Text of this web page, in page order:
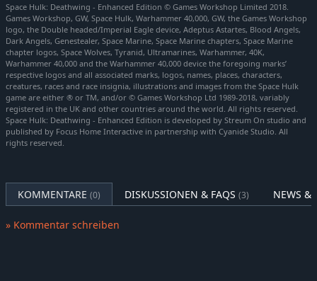
Space Hulk: Deathwing - Enhanced Edition © Games Workshop Limited 2018.
Games Workshop, GW, Space Hulk, Warhammer 40,000, GW, the Games Workshop
logo, the Double headed/Imperial Eagle device, Adeptus Astartes, Blood Angels,
Dark Angels, Genestealer, Space Marine, Space Marine chapters, Space Marine
chapter logos, Space Wolves, Tyranid, Ultramarines, Warhammer, 40K,
Warhammer 40,000 and the Warhammer 40,000 device the foregoing marks’
respective logos and all associated marks, logos, names, places, characters,
creatures, races and race insignia, illustrations and images from the Space Hulk
game are either ® or TM, and/or © Games Workshop Ltd 1989-2018, variably
registered in the UK and other countries around the world. All rights reserved.
Space Hulk: Deathwing - Enhanced Edition is developed by Streum On studio and
published by Focus Home Interactive in partnership with Cyanide Studio. All
rights reserved.
KOMMENTARE (0) DISKUSSIONEN & FAQS (3) NEWS &
» Kommentar schreiben